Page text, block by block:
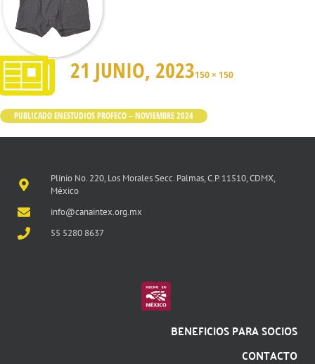
21 JUNIO, 2023150 × 150
PUBLICADO ENESTUDIOS PROFECO – NOVIEMBRE 2024
Plinio No. 220, Los Morales Secc. Palmas, C.P. 11510, CDMX,
México
info@canaintex.org.mx
55 5280 8637
BENEFICIOS PARA SOCIOS
CONTACTO